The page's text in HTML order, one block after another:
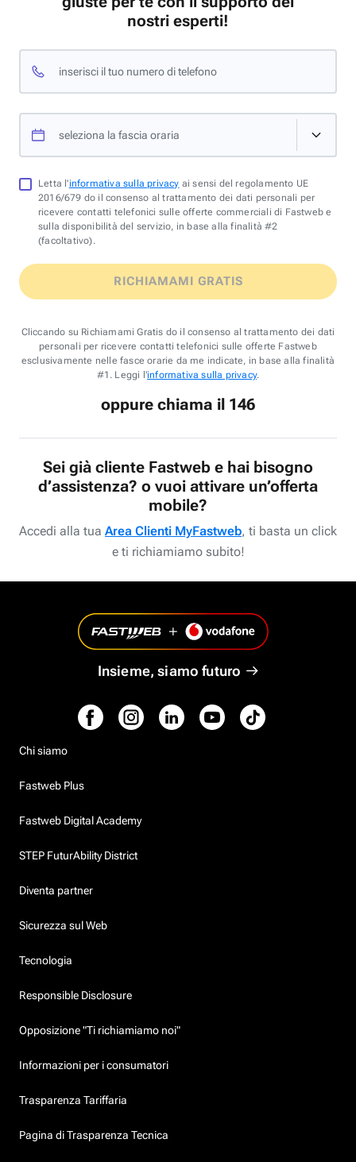
nostri esperti!
inserisci il tuo numero di telefono
seleziona la fascia oraria
Letta l'informativa sulla privacy ai sensi del regolamento UE
2016/679 do il consenso al trattamento dei dati personali per
ricevere contatti telefonici sulle offerte commerciali di Fastweb e
sulla disponibilità del servizio, in base alla finalità #2
(facoltativo).
RICHIAMAMI GRATIS
Cliccando su Richiamami Gratis do il consenso al trattamento dei dati
personali per ricevere contatti telefonici sulle offerte Fastweb
esclusivamente nelle fasce orarie da me indicate, in base alla finalità
#1. Leggi l'informativa sulla privacy.
oppure chiama il 146
Sei già cliente Fastweb e hai bisogno
d’assistenza? o vuoi attivare un’offerta
mobile?
Accedi alla tua Area Clienti MyFastweb, ti basta un click
e ti richiamiamo subito!
Insieme, siamo futuro
Chi siamo
Fastweb Plus
Fastweb Digital Academy
STEP FuturAbility District
Diventa partner
Sicurezza sul Web
Tecnologia
Responsible Disclosure
Opposizione "Ti richiamiamo noi"
Informazioni per i consumatori
Trasparenza Tariffaria
Pagina di Trasparenza Tecnica